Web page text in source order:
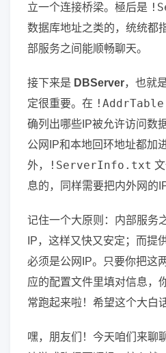
立一个连接桥梁。極后是
数据库地址之类的，统统都
部服务之间能顺畅聊天。
接下来是 DBServer，也就
定很重要。在
确列出哪些IP被允许访问数
公网IP和本地回环地址都加
外，
!ServerInfo.txt
息的，同样需要把内外网的
记住一个大原则：内部服务
IP，这样又快又安定；而提
必须是公网IP。只要你把这
应的配置文件里填对信息，
常跑起来啦！希望这个大白
嘿，朋友们！今天咱们来聊